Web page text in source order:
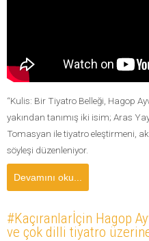
“Kulis: Bir Tiyatro Belleği, Hagop
yakından tanımış iki isim; Aras
Tomasyan ile tiyatro eleştirmeni,
söyleşi düzenleniyor.
Devamını oku...
#Kaçıranlarİçin Hagop
ve çok dilli tiyatro